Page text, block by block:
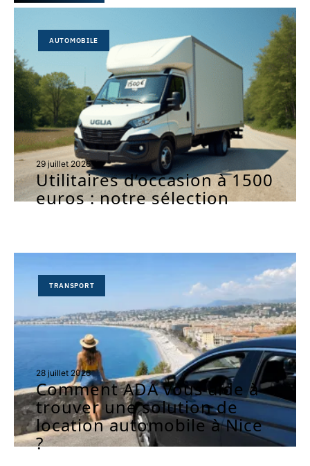
AUTOMOBILE
29 juillet 2026
Utilitaires d’occasion à 1500
euros : notre sélection
TRANSPORT
28 juillet 2026
Comment ADA vous aide à
trouver une solution de
location automobile à Nice
?